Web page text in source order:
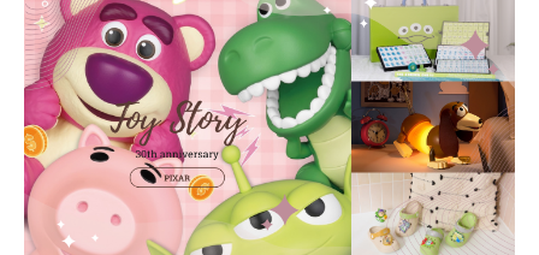
趣
網
美
打
景
點
生
活
清